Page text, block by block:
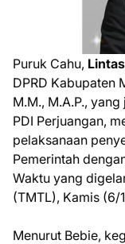
Puruk Cahu,
DPRD Kabupaten
M.M., M.A.P.,
PDI Perjuangan,
pelaksanaan
Pemerintah
Waktu yang
(TMTL), Kamis (6/
Menurut Bebie,